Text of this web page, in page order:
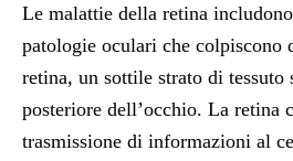
Le malattie della retina
patologie oculari che colpiscono
retina, un sottile strato di tessuto
posteriore dell’occhio. La retina
trasmissione di informazioni al